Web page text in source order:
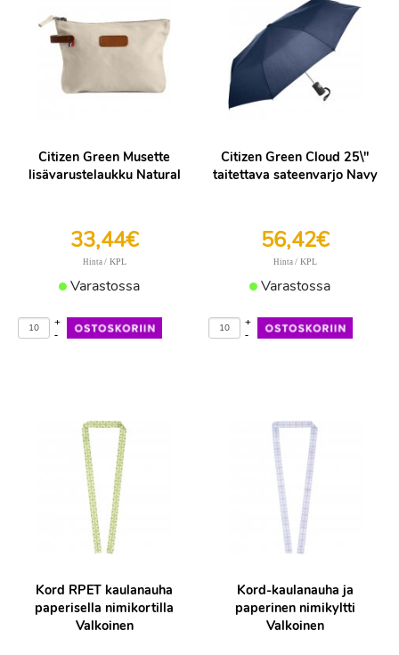
Citizen Green Musette
lisävarustelaukku Natural
33,44€
Hinta / KPL
Varastossa
-
+
Citizen Green Cloud 25\"
taitettava sateenvarjo Navy
56,42€
Hinta / KPL
Varastossa
-
+
Kord RPET kaulanauha
paperisella nimikortilla
Valkoinen
Kord-kaulanauha ja
paperinen nimikyltti
Valkoinen